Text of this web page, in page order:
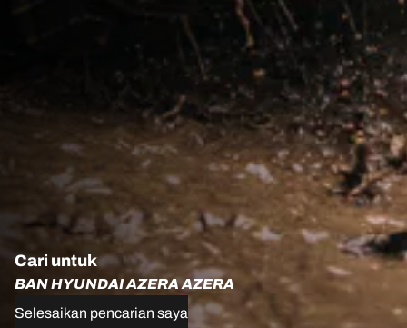
Cari untuk
BAN HYUNDAI AZERA AZERA
Selesaikan pencarian saya